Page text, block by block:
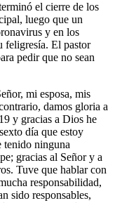
el cierre de los
luego que un
y en los
feligresía. El pastor
pedir que no sean
mi esposa, mis
damos gloria a
y gracias a Dios he
día que estoy
tenido ninguna
gracias al Señor y a
Tuve que hablar con
responsabilidad,
sido responsables,